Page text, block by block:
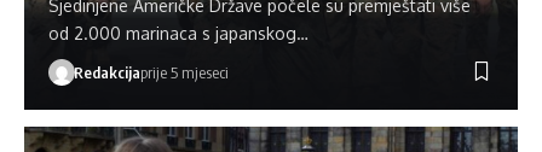
Sjedinjene Američke Države počele su premještati više
od 2.000 marinaca s japanskog…
Redakcijaprije 5 mjeseci